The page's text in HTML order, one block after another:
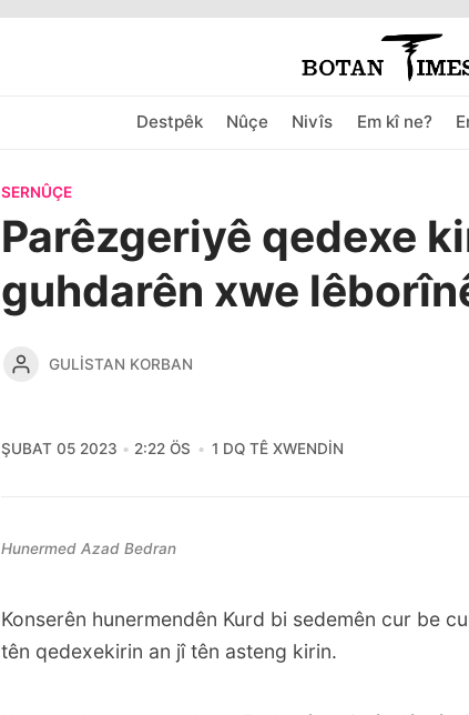
Destpêk Nûçe Nivîs Em kî ne?
SERNÛÇE
Parêzgeriyê qedexe
guhdarên xwe
GULISTAN KORBAN
ŞUBAT 05 2023 2:22 ÖS 1 DQ TÊ XWENDIN
Hunermed Azad Bedran
Konserên hunermendên Kurd bi sedemên cur be
tên qedexekirin an jî tên asteng kirin.